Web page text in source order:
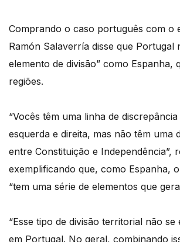
Comprando o caso português com o
Ramón Salaverría disse que Portugal
elemento de divisão” como Espanha,
regiões.
“Vocês têm uma linha de
esquerda e direita, mas não têm uma
entre Constituição e Independência”,
exemplificando que, como Espanha,
“tem uma série de elementos que
“Esse tipo de divisão territorial não
em Portugal. No geral, combinando